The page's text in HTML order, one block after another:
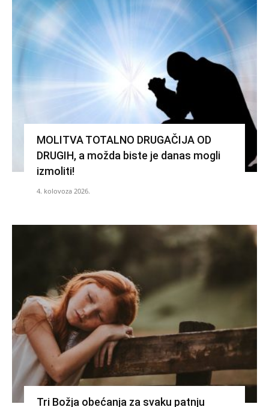
MOLITVA TOTALNO DRUGAČIJA OD
DRUGIH, a možda biste je danas mogli
izmoliti!
4. kolovoza 2026.
Tri Božja obećanja za svaku patnju